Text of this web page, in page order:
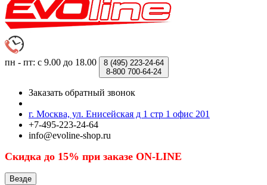
пн - пт: с 9.00 до 18.00 8 (495) 223-24-64
8-800 700-64-24
Заказать обратный звонок
г. Москва, ул. Енисейская д 1 стр 1 офис 201
+7-495-223-24-64
info@evoline-shop.ru
Скидка до 15% при заказе ON-LINE
Везде